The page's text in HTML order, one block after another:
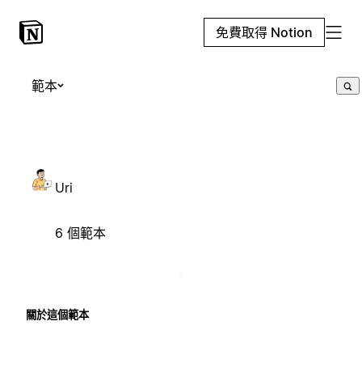
免費取得 Notion
範本
Uri
6 個範本
關於這個範本